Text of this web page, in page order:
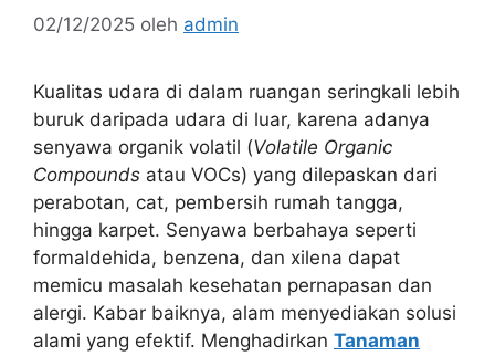
02/12/2025 oleh admin
Kualitas udara di dalam ruangan seringkali lebih
buruk daripada udara di luar, karena adanya
senyawa organik volatil (Volatile Organic
Compounds atau VOCs) yang dilepaskan dari
perabotan, cat, pembersih rumah tangga,
hingga karpet. Senyawa berbahaya seperti
formaldehida, benzena, dan xilena dapat
memicu masalah kesehatan pernapasan dan
alergi. Kabar baiknya, alam menyediakan solusi
alami yang efektif. Menghadirkan Tanaman